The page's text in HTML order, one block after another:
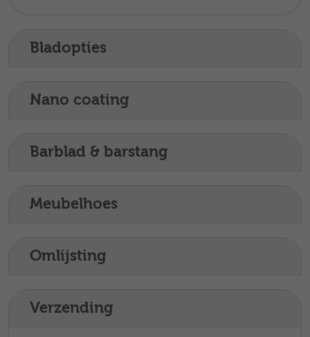
Bladopties
Nano coating
Barblad & barstang
Meubelhoes
Omlijsting
Verzending